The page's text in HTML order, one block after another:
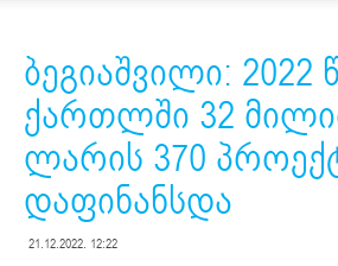
ბეგიაშვილი: 2022
ქართლში 32
ლარის 370
დაფინანსდა
21.12.2022. 12:22